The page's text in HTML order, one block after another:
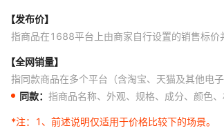
【发布价】
指商品在1688平台上由商家自行设置的销售标价
【全网销量】
指同款商品在多个平台（含淘宝、天猫及其他电
同款： 指商品名称、外观、规格、成分、颜色
*注：
1、前述说明仅适用于价格比较下的场景。